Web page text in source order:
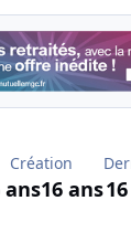
Création
ans16 ans